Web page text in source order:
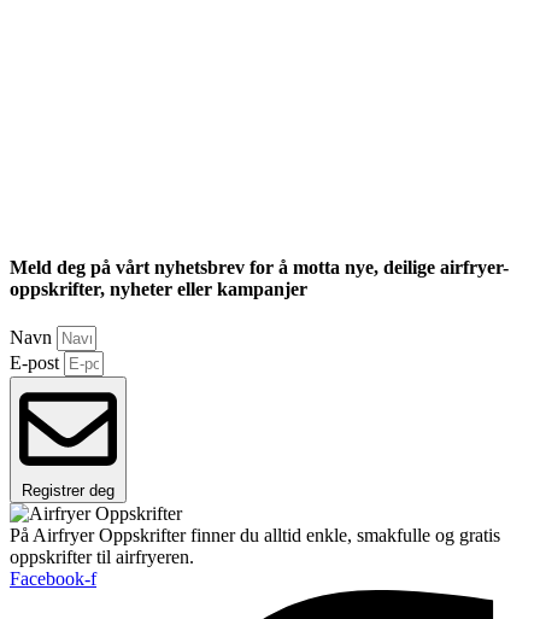
Meld deg på vårt nyhetsbrev for å motta nye, deilige airfryer-
oppskrifter, nyheter eller kampanjer
Navn
E-post
Registrer deg
På Airfryer Oppskrifter finner du alltid enkle, smakfulle og gratis
oppskrifter til airfryeren.
Facebook-f